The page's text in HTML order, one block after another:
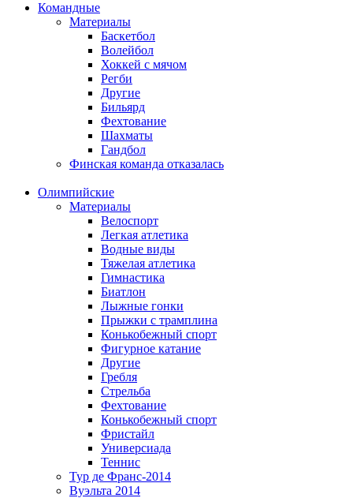
Командные
Материалы
Баскетбол
Волейбол
Хоккей с мячом
Регби
Другие
Бильярд
Фехтование
Шахматы
Гандбол
Финская команда отказалась
Олимпийские
Материалы
Велоспорт
Легкая атлетика
Водные виды
Тяжелая атлетика
Гимнастика
Биатлон
Лыжные гонки
Прыжки с трамплина
Конькобежный спорт
Фигурное катание
Другие
Гребля
Стрельба
Фехтование
Конькобежный спорт
Фристайл
Универсиада
Теннис
Тур де Франс-2014
Вуэльта 2014